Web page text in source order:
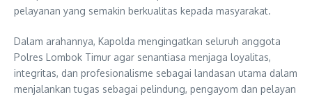
pelayanan yang semakin berkualitas kepada masyarakat.
Dalam arahannya, Kapolda mengingatkan seluruh anggota
Polres Lombok Timur agar senantiasa menjaga loyalitas,
integritas, dan profesionalisme sebagai landasan utama dalam
menjalankan tugas sebagai pelindung, pengayom dan pelayan